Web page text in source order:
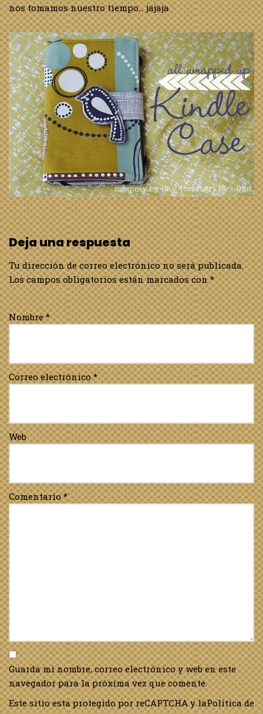
nos tomamos nuestro tiempo… jajaja
Deja una respuesta
Tu dirección de correo electrónico no será publicada.
Los campos obligatorios están marcados con*
Nombre*
Correo electrónico*
Web
Comentario*
Guarda mi nombre, correo electrónico y web en este
navegador para la próxima vez que comente.
Este sitio esta protegido por reCAPTCHA y laPolítica de